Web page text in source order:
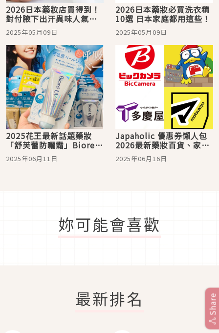
2026日本藥妝店買得到！
對付腋下出汗異味人氣商
品15選，讓你不再尷尬
2025年05月09日
2026日本藥妝必買洗衣精
10選 日本家庭都用這些！
2025年05月09日
2025花王最新話題藥妝
「舒芙蕾防曬霜」Biore
UV，跟著濕度改變狀態就
好像在呼吸
2025年06月11日
Japaholic 優惠券懶人包
2026最新藥妝百貨、家電
量販、時尚生活、旅遊住
宿優惠都在這裡！
2025年06月16日
妳可能會喜歡
最新排名 Share